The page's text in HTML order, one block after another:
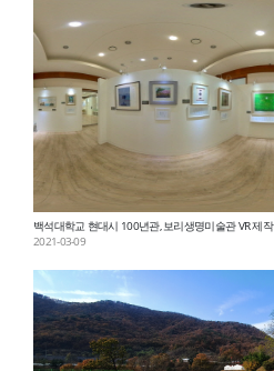
백석대학교 현대시 100년관, 보리생명미술관 VR 제작
2021-03-09